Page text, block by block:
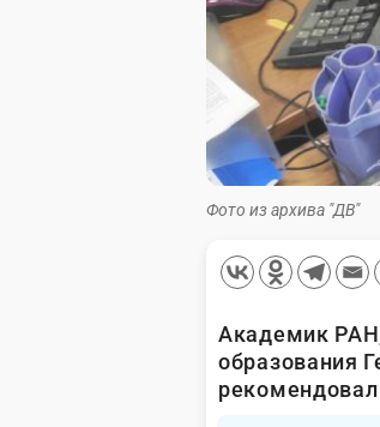
Фото из архива "ДВ"
Академик
образования